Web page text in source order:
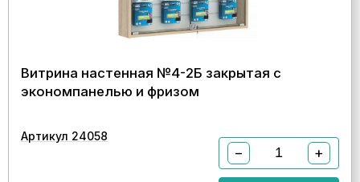
Витрина настенная №4-2Б закрытая с
экономпанелью и фризом
Артикул 24058
− +